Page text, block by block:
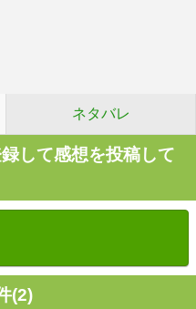
ネタバレ
して感想を投稿して
(2)